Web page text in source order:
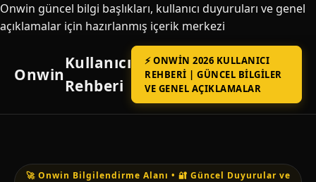
Onwin güncel bilgi başlıkları, kullanıcı duyuruları ve genel
açıklamalar için hazırlanmış içerik merkezi
Onwin
Kullanıcı
Rehberi
⚡ ONWIN 2026 KULLANICI
REHBERI | GÜNCEL BILGILER
VE GENEL AÇIKLAMALAR
🚀 Onwin Bilgilendirme Alanı • 🔐 Güncel Duyurular ve